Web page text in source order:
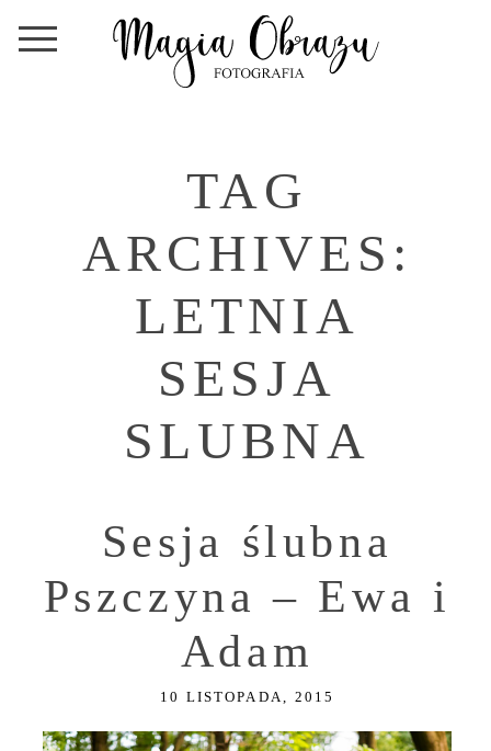
TAG
ARCHIVES:
LETNIA
SESJA
SLUBNA
Sesja ślubna
Pszczyna – Ewa i
Adam
10 LISTOPADA, 2015